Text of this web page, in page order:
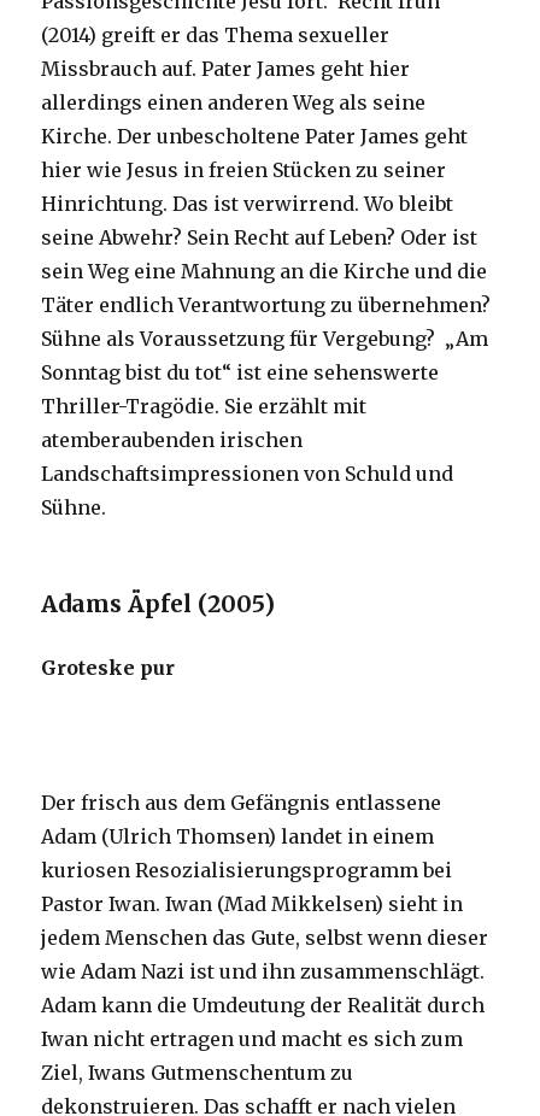
(2014) greift er das Thema sexueller
Missbrauch auf. Pater James geht hier
allerdings einen anderen Weg als seine
Kirche. Der unbescholtene Pater James geht
hier wie Jesus in freien Stücken zu seiner
Hinrichtung. Das ist verwirrend. Wo bleibt
seine Abwehr? Sein Recht auf Leben? Oder ist
sein Weg eine Mahnung an die Kirche und die
Täter endlich Verantwortung zu übernehmen?
Sühne als Voraussetzung für Vergebung? „Am
Sonntag bist du tot“ ist eine sehenswerte
Thriller-Tragödie. Sie erzählt mit
atemberaubenden irischen
Landschaftsimpressionen von Schuld und
Sühne.
Adams Äpfel (2005)
Groteske pur
Der frisch aus dem Gefängnis entlassene
Adam (Ulrich Thomsen) landet in einem
kuriosen Resozialisierungsprogramm bei
Pastor Iwan. Iwan (Mad Mikkelsen) sieht in
jedem Menschen das Gute, selbst wenn dieser
wie Adam Nazi ist und ihn zusammenschlägt.
Adam kann die Umdeutung der Realität durch
Iwan nicht ertragen und macht es sich zum
Ziel, Iwans Gutmenschentum zu
dekonstruieren. Das schafft er nach vielen